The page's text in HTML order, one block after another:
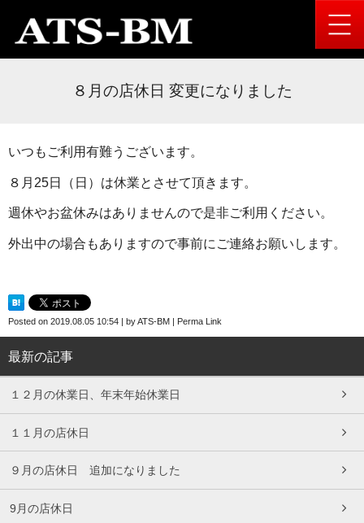
８月の店休日 変更になりました
いつもご利用有難うございます。
８月25日（日）は休業とさせて頂きます。
週休やお盆休みはありませんので是非ご利用ください。
外出中の場合もありますので事前にご連絡お願いします。
Posted on 2019.08.05 10:54 | byATS-BM | Perma Link
最新の記事
１２月の休業日、年末年始休業日
１１月の店休日
９月の店休日 追加になりました
9月の店休日